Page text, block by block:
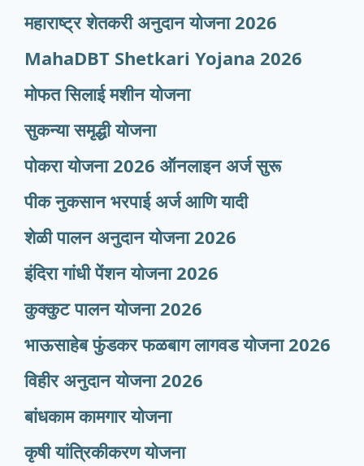
महाराष्ट्र शेतकरी अनुदान योजना 2026
MahaDBT Shetkari Yojana 2026
मोफत सिलाई मशीन योजना
सुकन्या समृद्धी योजना
पोकरा योजना 2026 ऑनलाइन अर्ज सुरू
पीक नुकसान भरपाई अर्ज आणि यादी
शेळी पालन अनुदान योजना 2026
इंदिरा गांधी पेंशन योजना 2026
कुक्कुट पालन योजना 2026
भाऊसाहेब फुंडकर फळबाग लागवड योजना 2026
विहीर अनुदान योजना 2026
बांधकाम कामगार योजना
कृषी यांत्रिकीकरण योजना